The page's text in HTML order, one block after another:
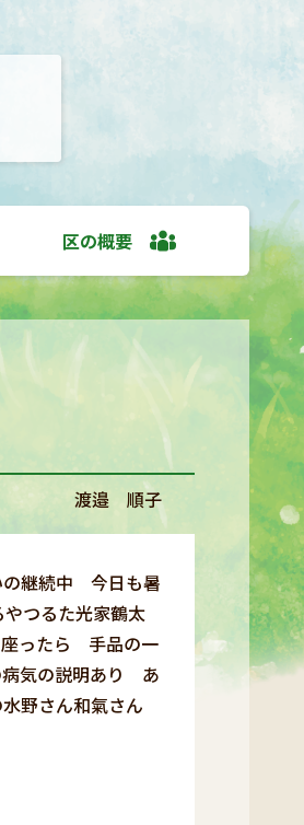
区の概要
渡邉 順子
継続中 今日も暑
つるた光家鶴太
ったら 手品の一
病気の説明あり あ
野さん和氣さん